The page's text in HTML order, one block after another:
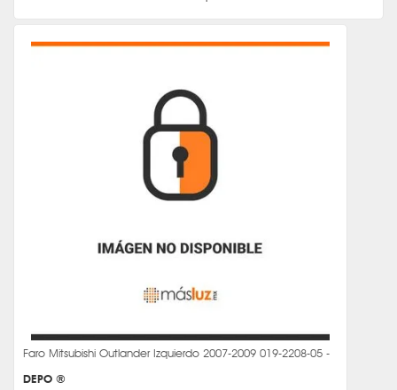
Faro Mitsubishi Outlander Izquierdo 2007-2009 019-2208-05 -
DEPO ®